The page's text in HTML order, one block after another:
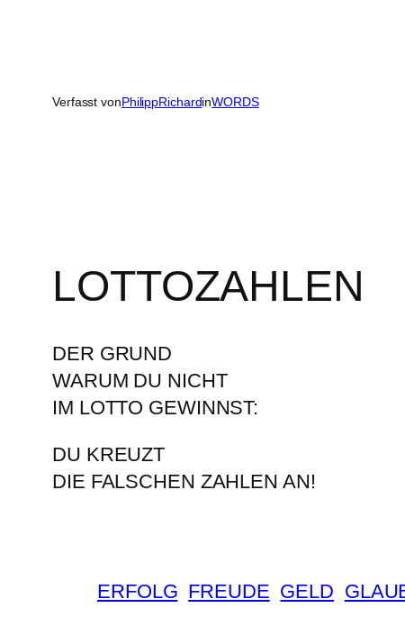
Verfasst vonPhilippRichardinWORDS
LOTTOZAHLEN
DER GRUND
WARUM DU NICHT
IM LOTTO GEWINNST:
DU KREUZT
DIE FALSCHEN ZAHLEN AN!
ERFOLG FREUDE GELD